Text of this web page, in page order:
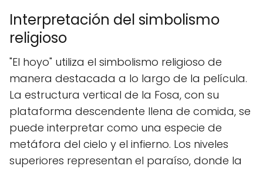
Interpretación del simbolismo
religioso
"El hoyo" utiliza el simbolismo religioso de
manera destacada a lo largo de la película.
La estructura vertical de la Fosa, con su
plataforma descendente llena de comida, se
puede interpretar como una especie de
metáfora del cielo y el infierno. Los niveles
superiores representan el paraíso, donde la